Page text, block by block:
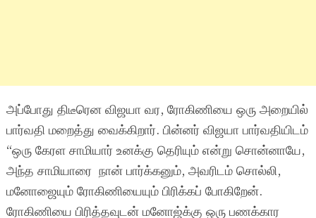
அப்போது திடீரென விஜயா வர, ரோகிணியை ஒரு அறையில்
பார்வதி மறைத்து வைக்கிறார். பின்னர் விஜயா பார்வதியிடம்
“ஒரு கேரள சாமியார் உனக்கு தெரியும் என்று சொன்னாயே,
அந்த சாமியாரை நான் பார்க்கனும், அவரிடம் சொல்லி,
மனோஜையும் ரோகிணியையும் பிரிக்கப் போகிறேன்.
ரோகிணியை பிரித்தவுடன் மனோஜ்க்கு ஒரு பணக்கார